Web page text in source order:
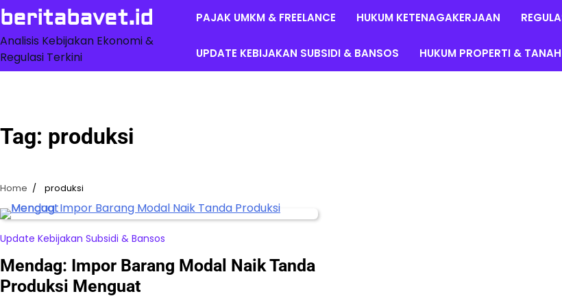
Skip
to
content
beritabavet.id
Analisis Kebijakan Ekonomi &
Regulasi Terkini
PAJAK UMKM & FREELANCE HUKUM KETENAGAKERJAAN
UPDATE KEBIJAKAN SUBSIDI & BANSOS HUKUM PROPERTI & TANAH
Tag: produksi
Home produksi
Update Kebijakan Subsidi & Bansos
Mendag: Impor Barang Modal Naik Tanda
Produksi Menguat